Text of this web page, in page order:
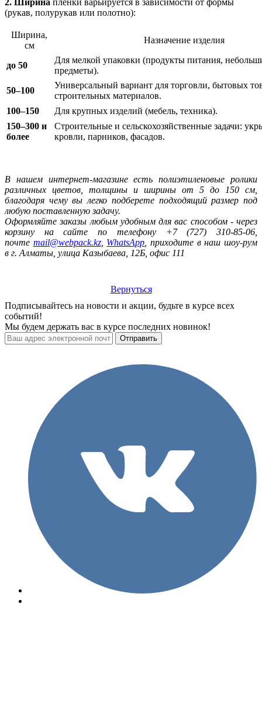
(рукав, полурукав или полотно):
Ширина,
см
Назначение изделия
до 50
Для мелкой упаковки (продукты питания,
предметы).
50–100
Универсальный вариант для торговли, бытовых
строительных материалов.
100–150
Для крупных изделий (мебель, техника).
150–300 и
более
Строительные и сельскохозяйственные задачи:
кровли, парников, фасадов.
В нашем интернет-магазине есть полиэтиленовые ролики
различных цветов, толщины и ширины от 5 до 150 см,
благодаря чему вы легко подберете подходящий размер под
любую поставленную задачу.
Оформляйте заказы любым удобным для вас способом - через
корзину на сайте по телефону +7 (727) 310-85-06,
почте mail@webpack.kz, WhatsApp , приходите в наш шоу-рум
в г. Алматы, улица Казыбаева, 12Б, офис 111
Вернуться
Подписывайтесь на новости и акции, будьте в курсе всех
событий!
Мы будем держать вас в курсе последних новинок!